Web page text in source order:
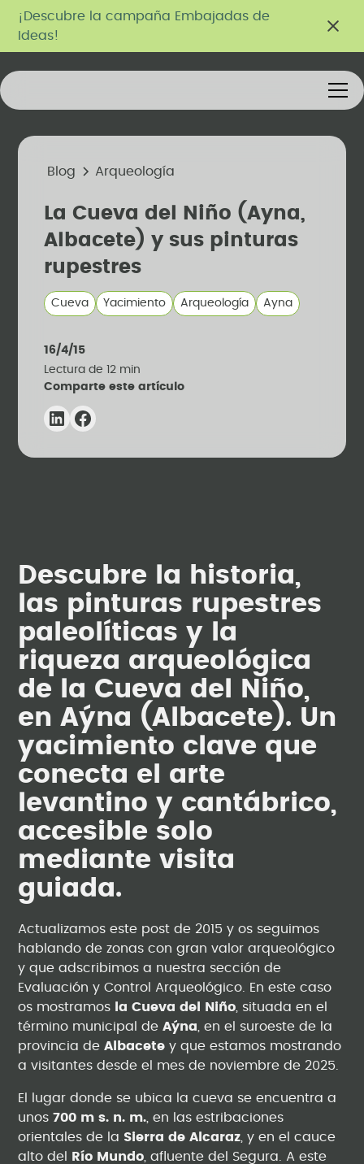
¡Descubre la campaña Embajadas de
Ideas!
Blog Arqueología
La Cueva del Niño (Ayna,
Albacete) y sus pinturas
rupestres
Cueva Yacimiento Arqueología Ayna
16/4/15
Lectura de
12 min
Comparte este artículo
Descubre la historia,
las pinturas rupestres
paleolíticas y la
riqueza arqueológica
de la Cueva del Niño,
en Aýna (Albacete). Un
yacimiento clave que
conecta el arte
levantino y cantábrico,
accesible solo
mediante visita
guiada.
Actualizamos este post de 2015 y os seguimos
hablando de zonas con gran valor arqueológico
y que adscribimos a nuestra sección de
Evaluación y Control Arqueológico. En este caso
os mostramos
la Cueva del Niño , situada en el
término municipal deAýna , en el suroeste de la
provincia deAlbacete y que estamos mostrando
a visitantes desde el mes de noviembre de 2025.
El lugar donde se ubica la cueva se encuentra a
unos700 m s. n. m. , en las estribaciones
orientales de la Sierra de Alcaraz , y en el cauce
alto del
Río Mundo , afluente del Segura. A este